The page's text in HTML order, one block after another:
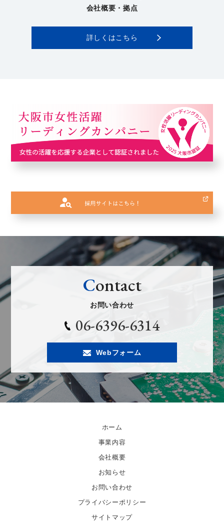
会社概要・拠点
詳しくはこちら
Contact
お問い合わせ
06-6396-6314
Webフォーム
ホーム
事業内容
会社概要
お知らせ
お問い合わせ
プライバシーポリシー
サイトマップ